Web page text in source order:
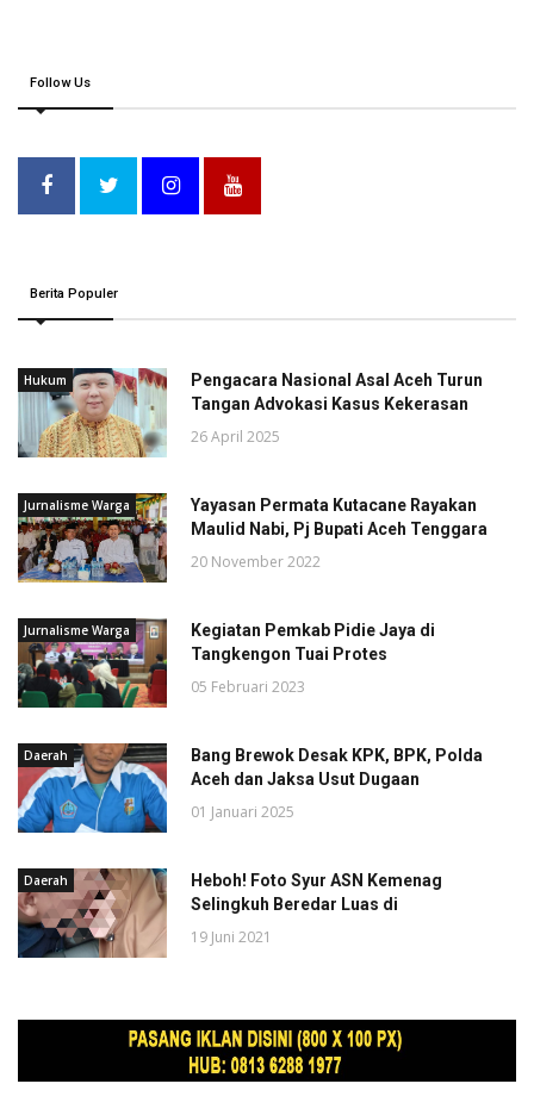
Follow Us
Berita Populer
Hukum
Pengacara Nasional Asal Aceh Turun
Tangan Advokasi Kasus Kekerasan
26 April 2025
Jurnalisme Warga
Yayasan Permata Kutacane Rayakan
Maulid Nabi, Pj Bupati Aceh Tenggara
20 November 2022
Jurnalisme Warga
Kegiatan Pemkab Pidie Jaya di
Tangkengon Tuai Protes
05 Februari 2023
Daerah
Bang Brewok Desak KPK, BPK, Polda
Aceh dan Jaksa Usut Dugaan
01 Januari 2025
Daerah
Heboh! Foto Syur ASN Kemenag
Selingkuh Beredar Luas di
19 Juni 2021